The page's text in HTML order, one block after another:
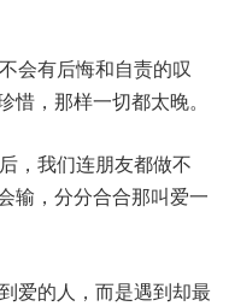
会有后悔和自责的叹
，那样一切都太晚。
，我们连朋友都做不
输，分分合合那叫爱一
爱的人，而是遇到却最